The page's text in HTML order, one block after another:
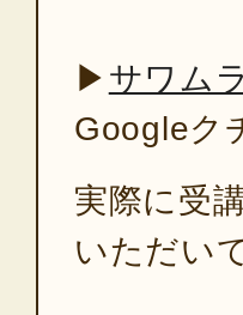
▶ サワム
Googleク
実際に受
いただい